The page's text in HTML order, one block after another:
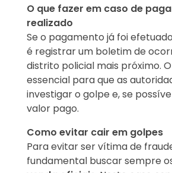
O que fazer em caso de
realizado
Se o pagamento já foi
é registrar um boletim de
distrito policial mais próximo.
essencial para que as
investigar o golpe e, se
valor pago.
Como evitar cair em golpes
Para evitar ser vítima de
fundamental buscar sempre